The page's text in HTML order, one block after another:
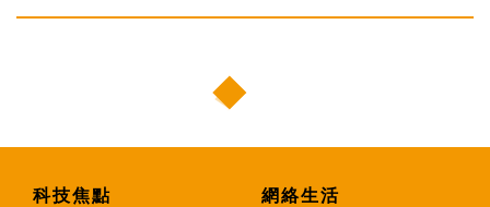
科技焦點 網絡生活